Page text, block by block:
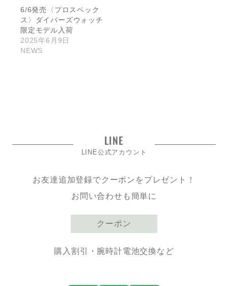
6/6発売〈プロスペック
ス〉ダイバーズウォッチ
限定モデル入荷
2025年6月9日
NEWS
LINE
LINE公式アカウント
お友達追加登録でクーポンをプレゼント！
お問い合わせも簡単に
クーポン
購入割引・腕時計電池交換など